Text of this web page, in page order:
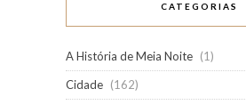
CATEGORIAS
A História de Meia Noite (1)
Cidade (162)